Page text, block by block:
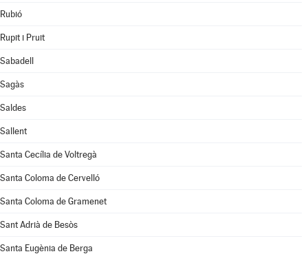
Rubió
Rupit i Pruit
Sabadell
Sagàs
Saldes
Sallent
Santa Cecília de Voltregà
Santa Coloma de Cervelló
Santa Coloma de Gramenet
Sant Adrià de Besòs
Santa Eugènia de Berga